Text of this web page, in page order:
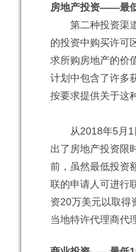
房地产投资——最
第二种投资渠道
的投资中购买许可
求所购房地产的价
计划中包含了许多
按要求提供关于这
从2018年5月1
出了房地产投资限
前，虽然最低投资
联的申请人可进行
资20万美元以取得
当地特许代理商代